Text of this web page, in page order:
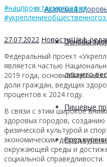
Академия
Основы
лишнего
Пищевые
Вред
#нацпроектдемография
27.07.2022 НовостиШеф-
Федеральный проект
является частью
2019 года, основной целью
доли граждан, ведущих
процентов к 2024 году.
В связи с этим широкое
здоровых городов, созданию
физической культурой и
экономическим
окружающей среды и
социальной справедливости.